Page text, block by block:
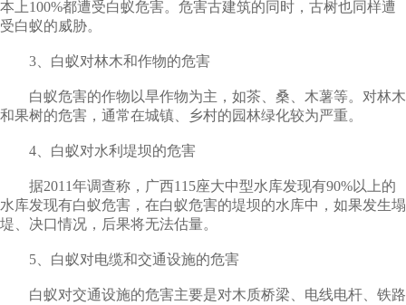
本上100%都遭受白蚁危害。危害古建筑的同时，古树也同样遭
受白蚁的威胁。
3、白蚁对林木和作物的危害
白蚁危害的作物以旱作物为主，如茶、桑、木薯等。对林木
和果树的危害，通常在城镇、乡村的园林绿化较为严重。
4、白蚁对水利堤坝的危害
据2011年调查称，广西115座大中型水库发现有90%以上的
水库发现有白蚁危害，在白蚁危害的堤坝的水库中，如果发生塌
堤、决口情况，后果将无法估量。
5、白蚁对电缆和交通设施的危害
白蚁对交通设施的危害主要是对木质桥梁、电线电杆、铁路